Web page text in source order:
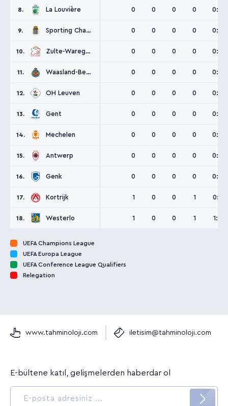
8. La Louvière 0 0 0 0 0:0
9. Sporting Charleroi 0 0 0 0 0:0
10. Zulte-Waregem 0 0 0 0 0:0
11. Waasland-Beveren 0 0 0 0 0:0
12. OH Leuven 0 0 0 0 0:0
13. Gent 0 0 0 0 0:0
14. Mechelen 0 0 0 0 0:0
15. Antwerp 0 0 0 0 0:0
16. Genk 0 0 0 0 0:0
17. Kortrijk 1 0 0 1 0:3
18. Westerlo 1 0 0 1 1:5
UEFA Champions League
UEFA Europa League
UEFA Conference League Qualifiers
Relegation
www.tahminoloji.com iletisim@tahminoloji.com
E-bültene katıl, gelişmelerden haberdar ol